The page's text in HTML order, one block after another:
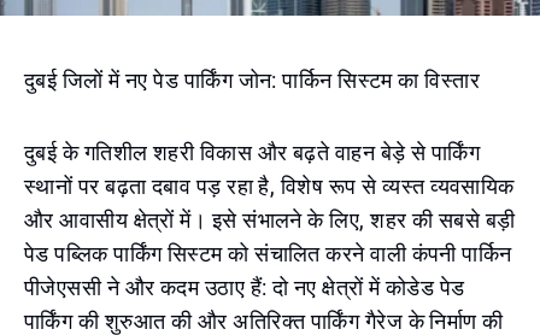
दुबई जिलों में नए पेड पार्किंग जोन: पार्किन सिस्टम का विस्तार
दुबई के गतिशील शहरी विकास और बढ़ते वाहन बेड़े से पार्किंग
स्थानों पर बढ़ता दबाव पड़ रहा है, विशेष रूप से व्यस्त व्यवसायिक
और आवासीय क्षेत्रों में। इसे संभालने के लिए, शहर की सबसे बड़ी
पेड पब्लिक पार्किंग सिस्टम को संचालित करने वाली कंपनी पार्किन
पीजेएससी ने और कदम उठाए हैं: दो नए क्षेत्रों में कोडेड पेड
पार्किंग की शुरुआत की और अतिरिक्त पार्किंग गैरेज के निर्माण की